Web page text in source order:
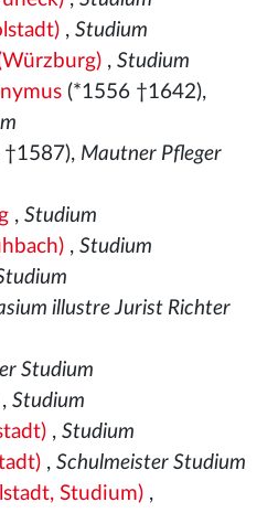
, Studium
, Studium
(*1556 †1642),
†1587), Mautner Pfleger
, Studium
, Studium
illustre Jurist Richter
Studium
Studium
, Studium
, Schulmeister Studium
Studium),